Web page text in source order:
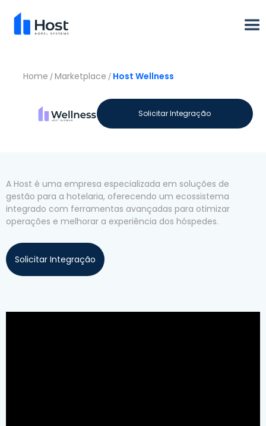
Home / Marketplace / Host Wellness
Solicitar Integração
Vamos conhecer a
A Host é uma empresa especializada em soluções de
gestão para a hotelaria, oferecendo um ecossistema
integrado com ferramentas avançadas para otimizar
operações e melhorar a experiência dos hóspedes.
Solicitar Integração